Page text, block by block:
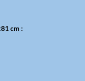
cm :